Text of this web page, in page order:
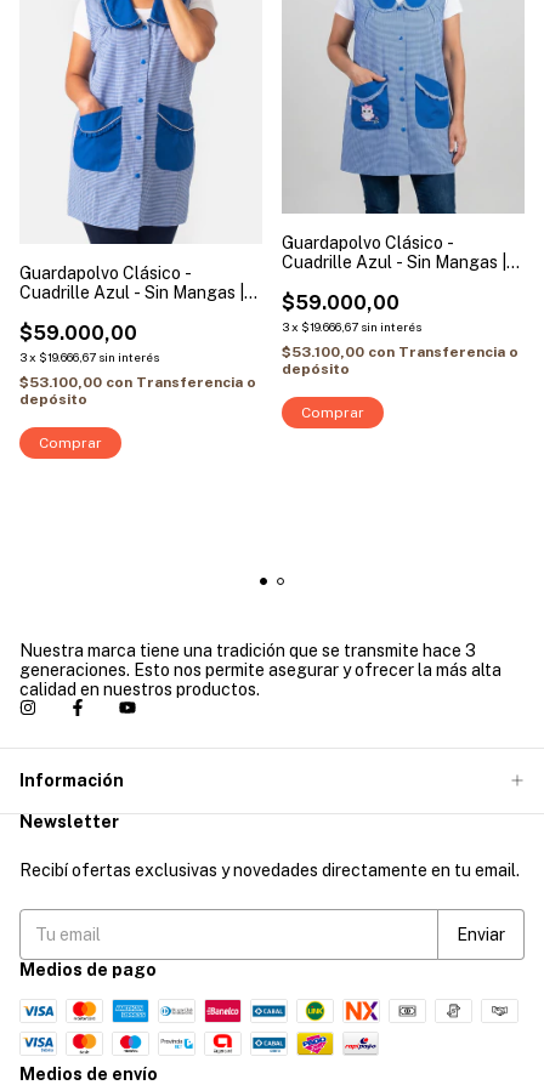
Guardapolvo Clásico -
Cuadrille Azul - Sin Mangas |
$59.000,00
3x $19.666,67 sin interés
$53.100,00 con Transferencia o
depósito
Comprar
Guardapolvo Clásico -
Cuadrille Azul - Sin Mangas |
$59.000,00
3x $19.666,67 sin interés
$53.100,00 con Transferencia o
depósito
Comprar
Nuestra marca tiene una tradición que se transmite hace 3
generaciones. Esto nos permite asegurar y ofrecer la más alta
calidad en nuestros productos.
Información
Newsletter
Recibí ofertas exclusivas y novedades directamente en tu email.
Medios de pago
Medios de envío